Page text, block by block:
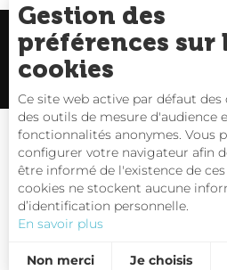
Charte du voyageur
Espace Pro
Carte
Gestion des
préférences sur
cookies
Ce site web active par défaut des
des outils de mesure d'audience
fonctionnalités anonymes. Vous
configurer votre navigateur afin
être informé de l'existence de ces
cookies ne stockent aucune
d’identification personnelle.
En savoir plus
Non merci Je choisis